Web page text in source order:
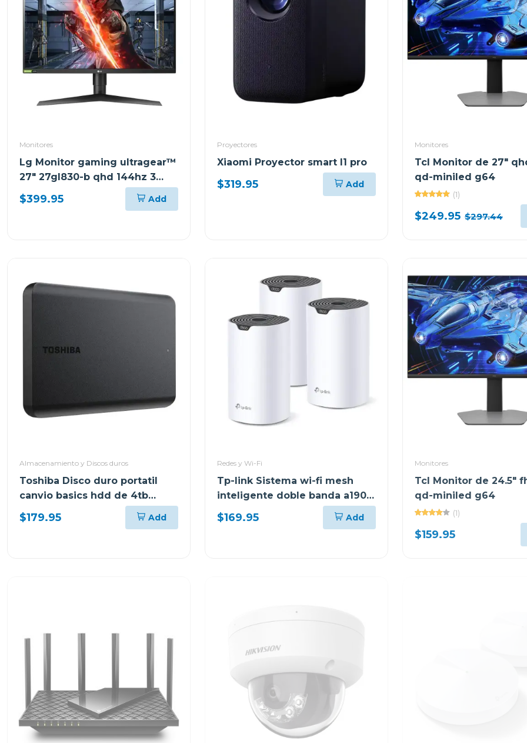
Monitores
Lg Monitor gaming ultragear™
27" 27gl830-b qhd 144hz 3
años de garantía
$399.95 Add
Proyectores
Xiaomi Proyector smart l1 pro
$319.95 Add
Monitores
Tcl Monitor de 27"
qd-miniled g64
(1)
$249.95 $297.44
Almacenamiento y Discos duros
Toshiba Disco duro portatil
canvio basics hdd de 4tb
hdtb540xk
$179.95 Add
Redes y Wi-Fi
Tp-link Sistema wi-fi mesh
inteligente doble banda a1900
3 pack
$169.95 Add
Monitores
Tcl Monitor de 24.5"
qd-miniled g64
(1)
$159.95